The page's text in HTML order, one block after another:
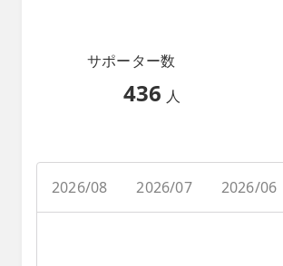
サポーター数
436 人
2026/08 2026/07 2026/06